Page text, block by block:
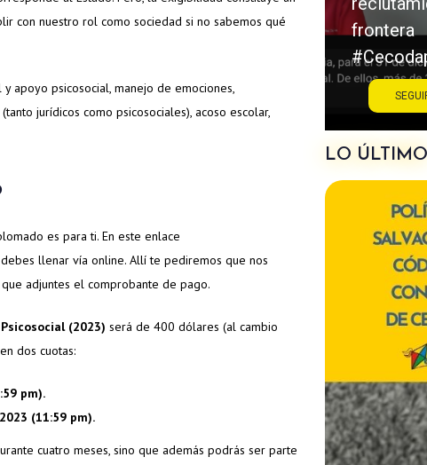
con nuestro rol como sociedad si no sabemos qué
apoyo psicosocial, manejo de emociones,
jurídicos como psicosociales), acoso escolar,
es para ti. En este enlace
llenar vía online. Allí te pediremos que nos
adjuntes el comprobante de pago.
(2023) será de 400 dólares (al cambio
dos cuotas:
pm).
(11:59 pm).
cuatro meses, sino que además podrás ser parte
frontera
#CecodapLive
LO ÚLTIMO